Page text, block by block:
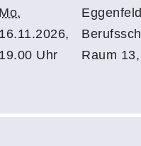
Mo.
16.11.2026,
19.00 Uhr
Raum